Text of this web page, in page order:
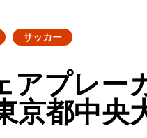
サッカー
アプレー
京都中央